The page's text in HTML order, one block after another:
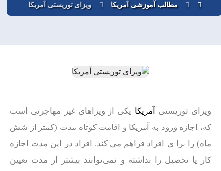
مطالب آموزشی آمریکا ویزای توریستی آمریکا
ویزای توریستی آمریکا یکی از ویزاهای غیر مهاجرتی است
که، اجازه ورود به آمریکا و اقامت کوتاه مدت (کمتر از شش
ماه) را برا ی افراد فراهم می کند. افراد در این مدت اجازه
کار یا تحصیل را نداشته و نمی‌توانند بیشتر از مدت تعیین